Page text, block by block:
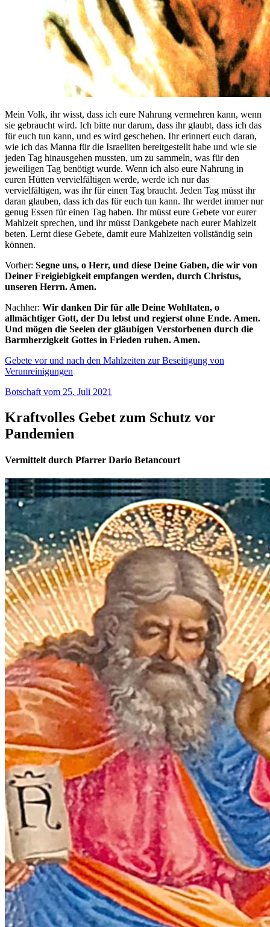
Mein Volk, ihr wisst, dass ich eure Nahrung vermehren kann, wenn
sie gebraucht wird. Ich bitte nur darum, dass ihr glaubt, dass ich das
für euch tun kann, und es wird geschehen. Ihr erinnert euch daran,
wie ich das Manna für die Israeliten bereitgestellt habe und wie sie
jeden Tag hinausgehen mussten, um zu sammeln, was für den
jeweiligen Tag benötigt wurde. Wenn ich also eure Nahrung in
euren Hütten vervielfältigen werde, werde ich nur das
vervielfältigen, was ihr für einen Tag braucht. Jeden Tag müsst ihr
daran glauben, dass ich das für euch tun kann. Ihr werdet immer nur
genug Essen für einen Tag haben. Ihr müsst eure Gebete vor eurer
Mahlzeit sprechen, und ihr müsst Dankgebete nach eurer Mahlzeit
beten. Lernt diese Gebete, damit eure Mahlzeiten vollständig sein
können.
Vorher: Segne uns, o Herr, und diese Deine Gaben, die wir von
Deiner Freigiebigkeit empfangen werden, durch Christus,
unseren Herrn. Amen.
Nachher: Wir danken Dir für alle Deine Wohltaten, o
allmächtiger Gott, der Du lebst und regierst ohne Ende. Amen.
Und mögen die Seelen der gläubigen Verstorbenen durch die
Barmherzigkeit Gottes in Frieden ruhen. Amen.
Gebete vor und nach den Mahlzeiten zur Beseitigung von
Verunreinigungen
Botschaft vom 25. Juli 2021
Kraftvolles Gebet zum Schutz vor
Pandemien
Vermittelt durch Pfarrer Dario Betancourt